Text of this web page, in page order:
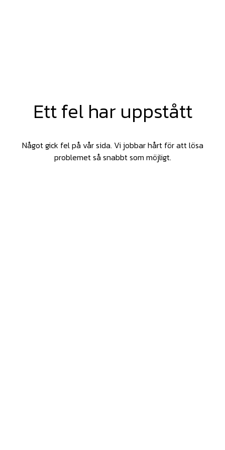
Ett fel har uppstått
Något gick fel på vår sida. Vi jobbar hårt för att lösa
problemet så snabbt som möjligt.